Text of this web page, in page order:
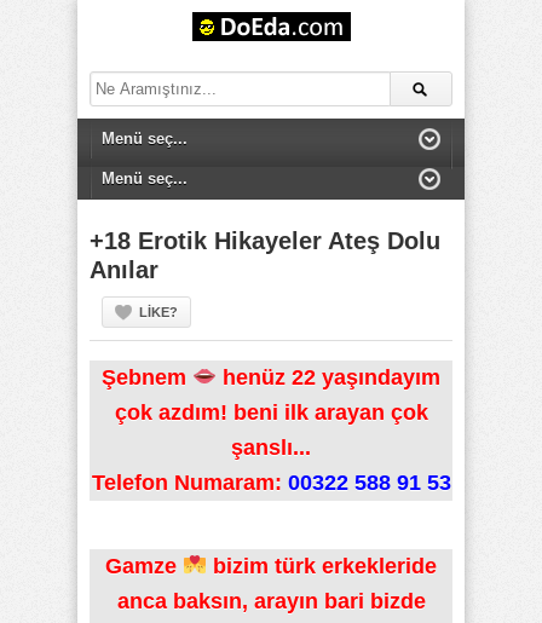
+18 Erotik Hikayeler Ateş Dolu
Anılar
LIKE?
Şebnem
henüz 22 yaşındayım
çok azdım! beni ilk arayan çok
şanslı...
Telefon Numaram: 00322 588 91 53
Gamze
bizim türk erkekleride
anca baksın, arayın bari bizde